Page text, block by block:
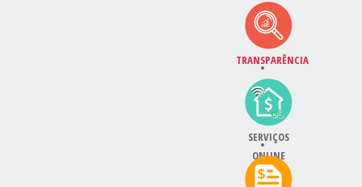
TRANSPARÊNCIA
SERVIÇOS
ONLINE